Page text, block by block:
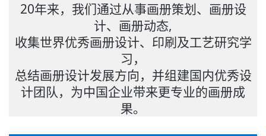
20年来，我们通过从事画册策划、画册设
计、画册动态,
收集世界优秀画册设计、印刷及工艺研究学
习，
总结画册设计发展方向，并组建国内优秀设
计团队，为中国企业带来更专业的画册成
果。